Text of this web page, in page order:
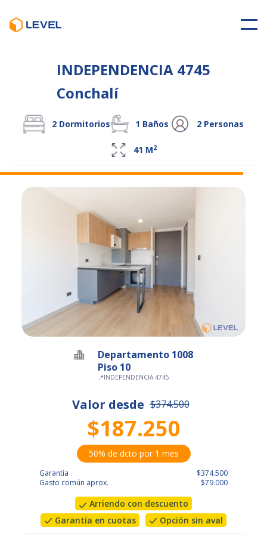
INDEPENDENCIA 4745
Conchalí
2 Dormitorios 1 Baños 2 Personas
41 M2
Departamento 1008
Piso 10
📍INDEPENDENCIA 4745
Valor desde $374.500
$187.250
50% de dcto por 1 mes
Garantía
Gasto común aprox.
$374.500
$79.000
Arriendo con descuento
Garantía en cuotas
Opción sin aval